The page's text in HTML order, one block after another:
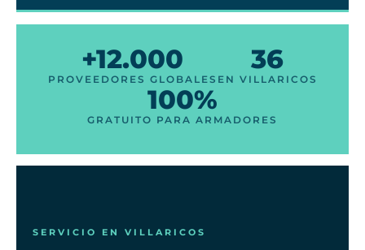
+12.000
PROVEEDORES GLOBALES
36
EN VILLARICOS
100%
GRATUITO PARA ARMADORES
SERVICIO EN VILLARICOS